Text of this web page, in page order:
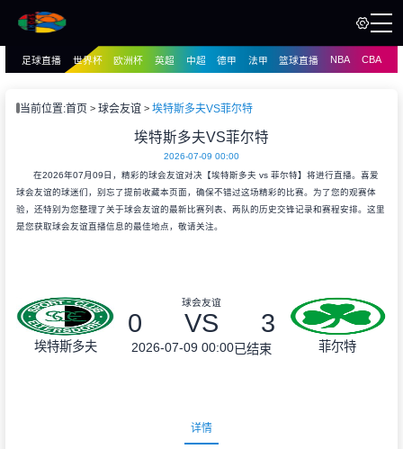
播
足球直播 世界杯 欧洲杯 英超 中超 德甲 法甲 篮球直播 NBA CBA
当前位置:首页 球会友谊 埃特斯多夫VS菲尔特
埃特斯多夫VS菲尔特
2026-07-09 00:00
在2026年07月09日，精彩的球会友谊对决【埃特斯多夫 vs 菲尔特】将进行直播。喜爱
球会友谊的球迷们，别忘了提前收藏本页面，确保不错过这场精彩的比赛。为了您的观赛体
验，还特别为您整理了关于球会友谊的最新比赛列表、两队的历史交锋记录和赛程安排。这里
是您获取球会友谊直播信息的最佳地点，敬请关注。
埃特斯多夫
球会友谊
0 VS 3
2026-07-09 00:00已结束 菲尔特
详情